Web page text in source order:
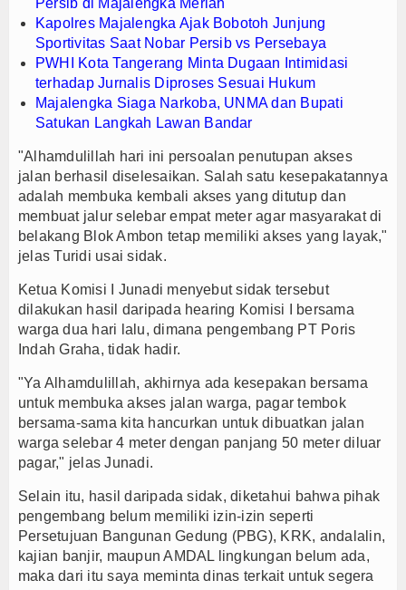
Persib di Majalengka Meriah
Kapolres Majalengka Ajak Bobotoh Junjung
Sportivitas Saat Nobar Persib vs Persebaya
PWHI Kota Tangerang Minta Dugaan Intimidasi
terhadap Jurnalis Diproses Sesuai Hukum
Majalengka Siaga Narkoba, UNMA dan Bupati
Satukan Langkah Lawan Bandar
"Alhamdulillah hari ini persoalan penutupan akses
jalan berhasil diselesaikan. Salah satu kesepakatannya
adalah membuka kembali akses yang ditutup dan
membuat jalur selebar empat meter agar masyarakat di
belakang Blok Ambon tetap memiliki akses yang layak,"
jelas Turidi usai sidak.
Ketua Komisi I Junadi menyebut sidak tersebut
dilakukan hasil daripada hearing Komisi I bersama
warga dua hari lalu, dimana pengembang PT Poris
Indah Graha, tidak hadir.
"Ya Alhamdulillah, akhirnya ada kesepakan bersama
untuk membuka akses jalan warga, pagar tembok
bersama-sama kita hancurkan untuk dibuatkan jalan
warga selebar 4 meter dengan panjang 50 meter diluar
pagar," jelas Junadi.
Selain itu, hasil daripada sidak, diketahui bahwa pihak
pengembang belum memiliki izin-izin seperti
Persetujuan Bangunan Gedung (PBG), KRK, andalalin,
kajian banjir, maupun AMDAL lingkungan belum ada,
maka dari itu saya meminta dinas terkait untuk segera